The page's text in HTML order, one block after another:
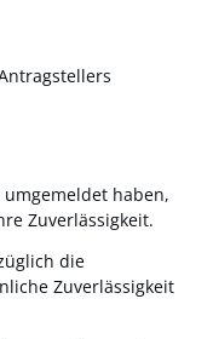
umgemeldet haben,
Zuverlässigkeit.
die
Zuverlässigkeit